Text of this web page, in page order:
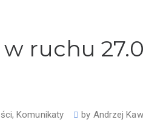
ruchu
,Komunikaty by Andrzej